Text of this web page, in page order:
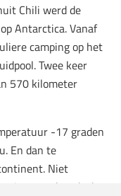
Chili werd de
Antarctica. Vanaf
camping op het
Twee keer
570 kilometer
-17 graden
En dan te
Niet
maar het doel